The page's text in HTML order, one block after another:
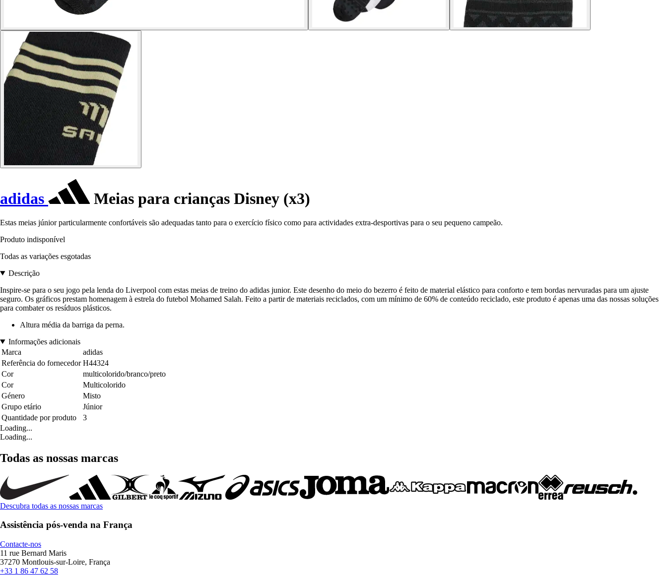
adidas Meias para crianças Disney (x3)
Estas meias júnior particularmente confortáveis são adequadas tanto para o exercício físico como para actividades extra-desportivas para o seu pequeno campeão.
Produto indisponível
Todas as variações esgotadas
Descrição
Inspire-se para o seu jogo pela lenda do Liverpool com estas meias de treino do adidas junior. Este desenho do meio do bezerro é feito de material elástico para conforto e tem bordas nervuradas para um ajuste
seguro. Os gráficos prestam homenagem à estrela do futebol Mohamed Salah. Feito a partir de materiais reciclados, com um mínimo de 60% de conteúdo reciclado, este produto é apenas uma das nossas soluções
para combater os resíduos plásticos.
Altura média da barriga da perna.
Informações adicionais
Marca
adidas
Referência do fornecedor H44324
Cor
multicolorido/branco/preto
Cor
Multicolorido
Género
Misto
Grupo etário
Júnior
Quantidade por produto
3
Loading...
Loading...
Todas as nossas marcas
Descubra todas as nossas marcas
Assistência pós-venda na França
Contacte-nos
11 rue Bernard Maris
37270 Montlouis-sur-Loire, França
+33 1 86 47 62 58